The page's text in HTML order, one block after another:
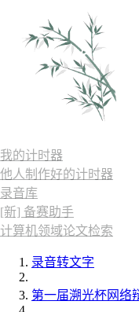
我的计时器
他人制作好的计时器
录音库
[新] 备赛助手
计算机领域论文检索
录音转文字
第一届溯光杯网络